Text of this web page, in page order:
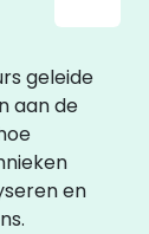
geleide
aan de
en